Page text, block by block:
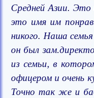
Средней Азии. Это
это имя им
никого. Наша
он был
из семьи, в
офицером и очень
Точно так же и